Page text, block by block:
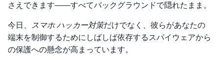
さえできます——すべてバックグラウンドで隠れたまま。
今日、 スマホ ハッカー対策だけでなく、彼らがあなたの
端末を制御するためにしばしば依存するスパイウェアから
の保護への懸念が高まっています。